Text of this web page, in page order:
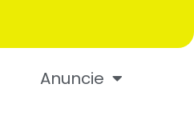
Anuncie